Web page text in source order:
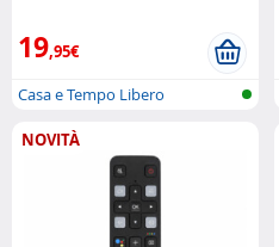
19,95€
Casa e Tempo Libero
NOVITÀ